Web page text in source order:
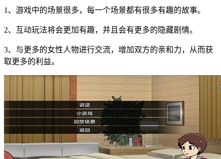
1、游戏中的场景很多，每一个场景都有很多有趣的故事。
2、互动玩法将会更加有趣，并且会有更多的隐藏剧情。
3、与更多的女性人物进行交流，增加双方的亲和力，从而获
取更多的利益。